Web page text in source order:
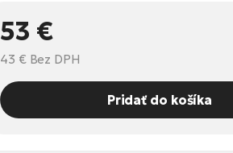
53 €
43 € Bez DPH
Pridať do košíka